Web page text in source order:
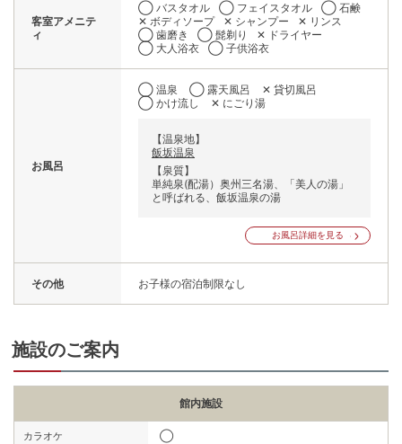
客室アメニテ
ィ
◯ バスタオル ◯ フェイスタオル
◯ 石鹸
✕ ボディソープ
✕ シャンプー
✕ リンス
◯ 歯磨き
◯ 髭剃り
✕ ドライヤー
◯ 大人浴衣
◯ 子供浴衣
お風呂
◯ 温泉 ◯ 露天風呂
✕ 貸切風呂
◯ かけ流し
✕ にごり湯
【温泉地】
飯坂温泉
【泉質】
単純泉(配湯）奥州三名湯、「美人の湯」
と呼ばれる、飯坂温泉の湯
お風呂詳細を見る
その他 お子様の宿泊制限なし
施設のご案内
館内施設
カラオケ ◯